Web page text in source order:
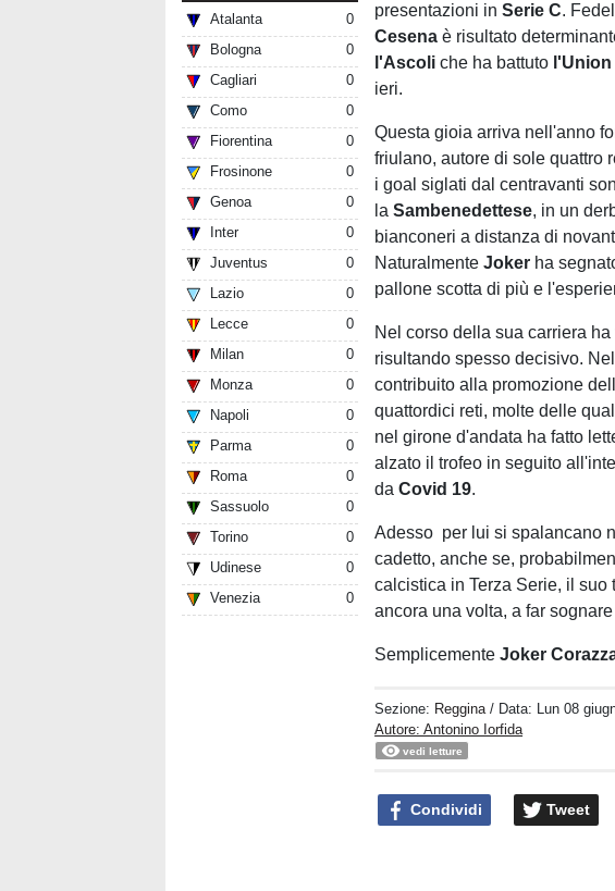
Atalanta
0
Bologna
0
Cagliari
0
Como
0
Fiorentina
0
Frosinone
0
Genoa
0
Inter
0
Juventus
0
Lazio
0
Lecce
0
Milan
0
Monza
0
Napoli
0
Parma
0
Roma
0
Sassuolo
0
Torino
0
Udinese
0
Venezia
0
presentazioni inSerie C.
Cesenaè risultato
l'Ascoliche ha battuto
ieri.
Questa gioia arriva nell'anno
friulano, autore di sole quattro
i goal siglati dal centravanti
laSambenedettese, in un
bianconeri a distanza di
NaturalmenteJoker ha
pallone scotta di più e
Nel corso della sua carriera
risultando spesso decisivo.
contribuito alla promozione
quattordici reti, molte delle
nel girone d'andata ha fatto
alzato il trofeo in seguito
daCovid 19.
Adesso per lui si spalancano
cadetto, anche se,
calcistica in Terza Serie, il suo
ancora una volta, a far
SemplicementeJoker
Sezione: Reggina / Data: Lun 08
Autore: Antonino Iorfida
vedi letture
Condividi Tweet